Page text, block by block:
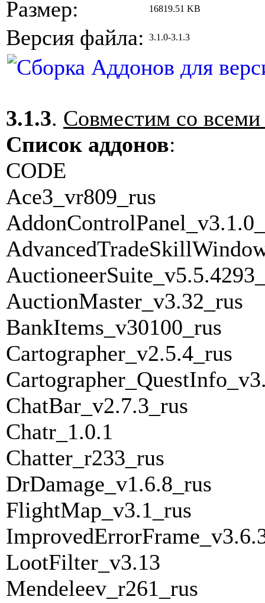
Размер: 16819.51 KB
Версия файла: 3.1.0-3.1.3
3.1.3. Совместим со
Список аддонов:
CODE
Ace3_vr809_rus
AuctionMaster_v3.32_rus
BankItems_v30100_rus
Cartographer_v2.5.4_rus
ChatBar_v2.7.3_rus
Chatr_1.0.1
Chatter_r233_rus
DrDamage_v1.6.8_rus
FlightMap_v3.1_rus
LootFilter_v3.13
Mendeleev_r261_rus